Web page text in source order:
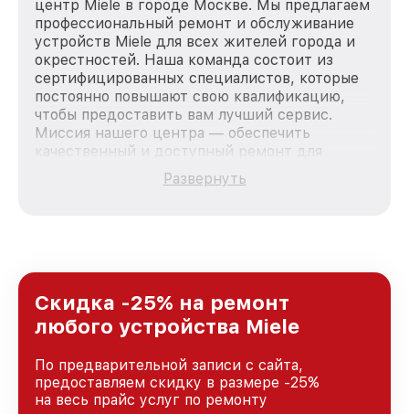
центр Miele в городе Москве. Мы предлагаем
профессиональный ремонт и обслуживание
устройств Miele для всех жителей города и
окрестностей. Наша команда состоит из
сертифицированных специалистов, которые
постоянно повышают свою квалификацию,
чтобы предоставить вам лучший сервис.
Миссия нашего центра — обеспечить
качественный и доступный ремонт для
каждого пользователя продукции Miele, вне
зависимости от сложности поломки. Мы
и лояльности наших клиентов.
Развернуть
Скидка -25% на ремонт
любого устройства Miele
По предварительной записи с сайта,
предоставляем скидку в размере -25%
на весь прайс услуг по ремонту